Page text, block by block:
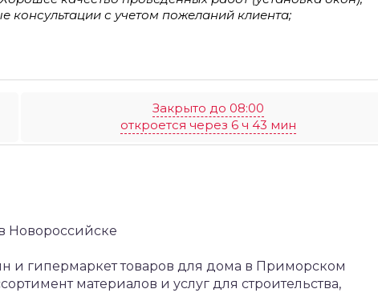
с учетом пожеланий клиента;
Закрыто до 08:00
откроется через 6 ч 43 мин
Новороссийске
и гипермаркет товаров для дома в Приморском
материалов и услуг для строительства,